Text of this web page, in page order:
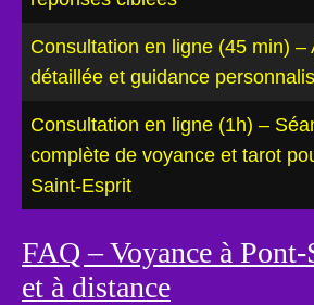
Consultation en ligne (45 min) –
détaillée et guidance
Consultation en ligne (1h) –
complète de voyance et tarot
Saint-Esprit
FAQ – Voyance à
et à distance